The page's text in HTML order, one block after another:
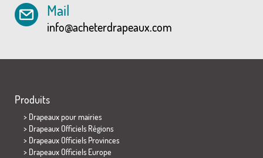
Mail
info@acheterdrapeaux.com
Produits
> Drapeaux pour mairies
> Drapeaux Officiels Régions
> Drapeaux Officiels Provinces
> Drapeaux Officiels Europe